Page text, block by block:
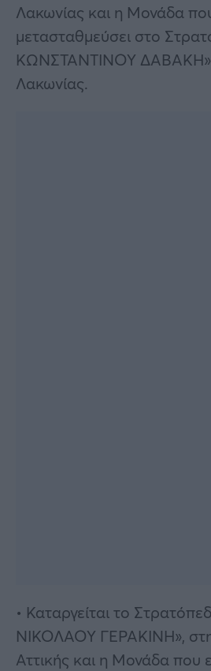
Λακωνίας και η Μονάδα
μετασταθμεύσει στο
ΚΩΝΣΤΑΝΤΙΝΟΥ ΔΑΒΑΚΗ»,
Λακωνίας.
• Καταργείται το
ΝΙΚΟΛΑΟΥ ΓΕΡΑΚΙΝΗ»,
Αττικής και η Μονάδα που